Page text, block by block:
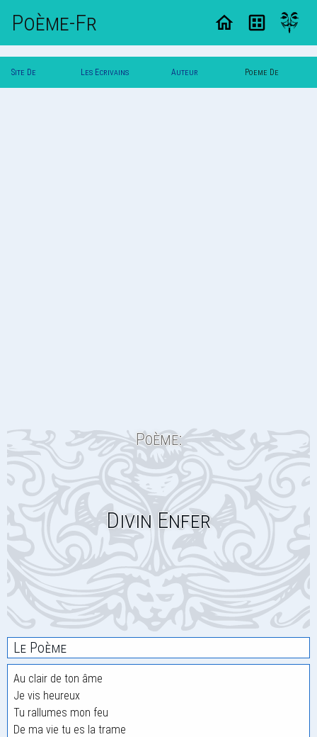
Poème-Fr
Site De Les Ecrivains Auteur Poeme De
Poème:
Divin Enfer
Le Poème
Au clair de ton âme
Je vis heureux
Tu rallumes mon feu
De ma vie tu es la trame